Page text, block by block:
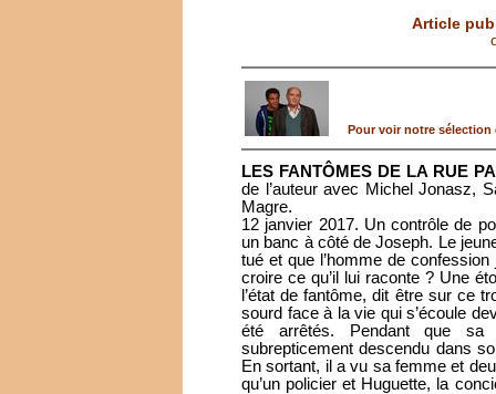
Article
Pour voir notre sélection
LES FANTÔMES DE LA RUE
de l’auteur avec Michel Jonasz,
Magre.
12 janvier 2017. Un contrôle de
un banc à côté de Joseph. Le
tué et que l’homme de
croire ce qu’il lui raconte ? Une
l’état de fantôme, dit être sur ce
sourd face à la vie qui s’écoule
été arrêtés. Pendant que sa
subrepticement descendu dans
En sortant, il a vu sa femme et
qu’un policier et Huguette, la